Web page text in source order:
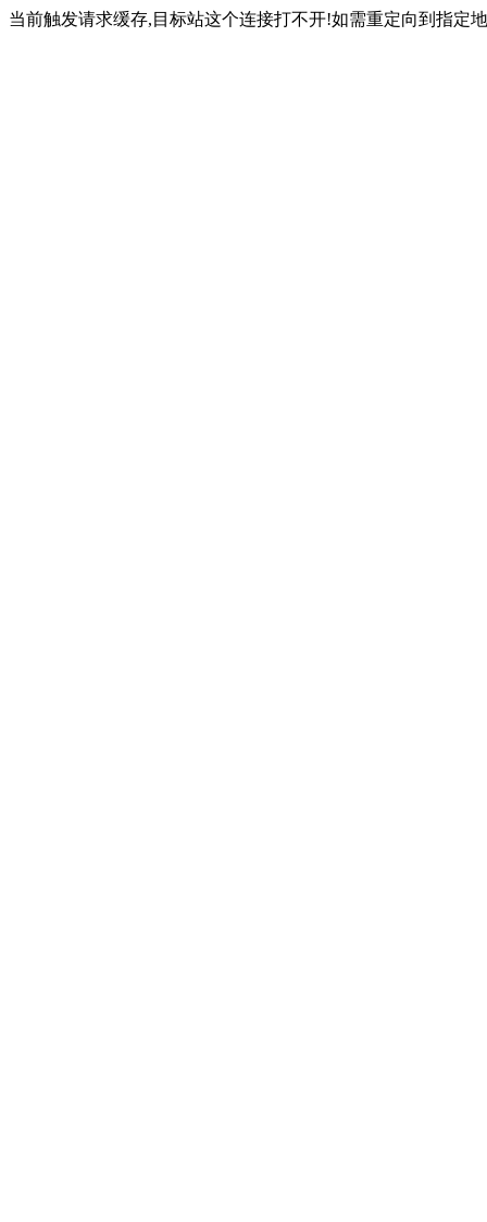
当前触发请求缓存,目标站这个连接打不开!如需重定向到指定